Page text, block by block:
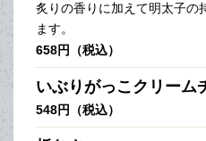
炙りの香りに加えて明太子の
ます。
658円（税込）
いぶりがっこクリーム
548円（税込）